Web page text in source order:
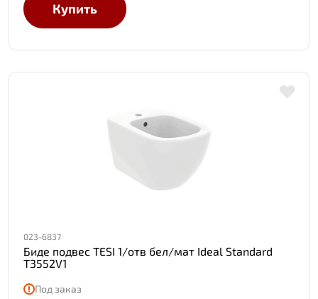
Купить
023-6837
Биде подвес TESI 1/отв бел/мат Ideal Standard
T3552V1
Под заказ